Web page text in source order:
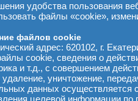
удобства пользования
файлы «cookie»,
файлов cookie
адрес: 620102, г.
cookie, сведения о
и т.д., с совершением
уничтожение,
данных осуществляется
целевой информации